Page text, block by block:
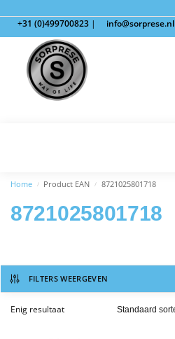
+31 (0)499700823 | info@sorprese.nl
Home / Product EAN / 8721025801718
8721025801718
FILTERS WEERGEVEN
Enig resultaat